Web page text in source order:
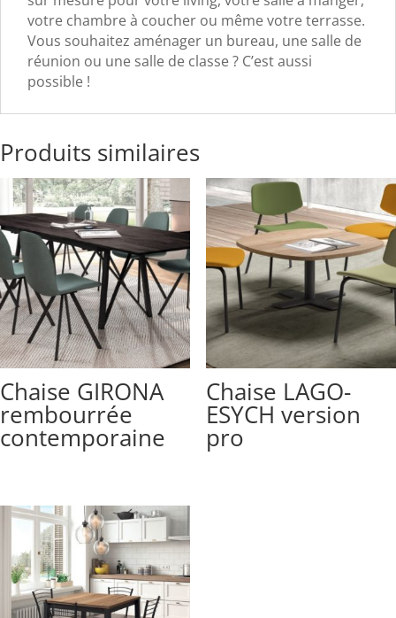
votre chambre à coucher ou même votre terrasse.
Vous souhaitez aménager un bureau, une salle de
réunion ou une salle de classe ? C’est aussi
possible !
Produits similaires
Chaise GIRONA
rembourrée
contemporaine
Chaise LAGO-
ESYCH version
pro